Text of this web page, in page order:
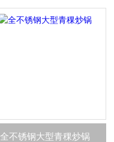
全不锈钢大型青稞炒锅